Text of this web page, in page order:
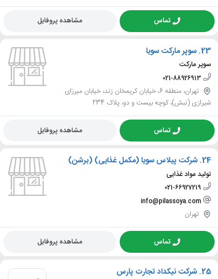
تماس مشاهده پروفایل
23. سوپر مارکت سویا
سوپر مارکت
021-88926913
تهران، منطقه 6، خیابان کریمخان زند، خیابان میرزای
شیرازی (نبش)، کوچه بیست و دو، پلاک 234
تماس مشاهده پروفایل
24. شرکت پیلاس سویا (مکمل غذایی) (برشن)
تولید مواد غذایی
021-66927219
info@pilassoya.com
تهران
تماس مشاهده پروفایل
25. شرکت نیکداد تجارت پارس